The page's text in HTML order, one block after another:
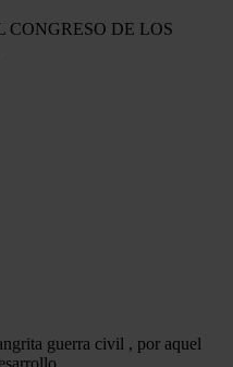
CONGRESO DE LOS
guerra civil , por aquel